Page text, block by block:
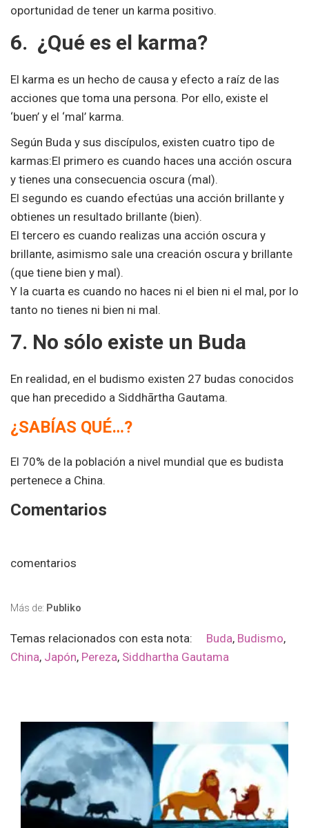
oportunidad de tener un karma positivo.
6. ¿Qué es el karma?
El karma es un hecho de causa y efecto a raíz de las
acciones que toma una persona. Por ello, existe el
‘buen’ y el ‘mal’ karma.
Según Buda y sus discípulos, existen cuatro tipo de
karmas:El primero es cuando haces una acción oscura
y tienes una consecuencia oscura (mal).
El segundo es cuando efectúas una acción brillante y
obtienes un resultado brillante (bien).
El tercero es cuando realizas una acción oscura y
brillante, asimismo sale una creación oscura y brillante
(que tiene bien y mal).
Y la cuarta es cuando no haces ni el bien ni el mal, por lo
tanto no tienes ni bien ni mal.
7. No sólo existe un Buda
En realidad, en el budismo existen 27 budas conocidos
que han precedido a Siddhārtha Gautama.
¿SABÍAS QUÉ…?
El 70% de la población a nivel mundial que es budista
pertenece a China.
Comentarios
comentarios
Más de: Publiko
Temas relacionados con esta nota: Buda, Budismo,
China, Japón, Pereza, Siddhartha Gautama